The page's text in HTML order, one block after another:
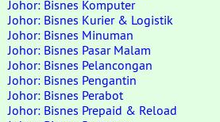
Johor: Bisnes Komputer
Johor: Bisnes Kurier & Logistik
Johor: Bisnes Minuman
Johor: Bisnes Pasar Malam
Johor: Bisnes Pelancongan
Johor: Bisnes Pengantin
Johor: Bisnes Perabot
Johor: Bisnes Prepaid & Reload